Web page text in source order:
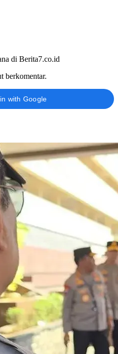
di Berita7.co.id
berkomentar.
with Google